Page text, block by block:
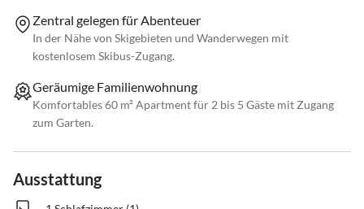
Zentral gelegen für Abenteuer
In der Nähe von Skigebieten und Wanderwegen mit
kostenlosem Skibus-Zugang.
Geräumige Familienwohnung
Komfortables 60 m² Apartment für 2 bis 5 Gäste mit Zugang
zum Garten.
Ausstattung